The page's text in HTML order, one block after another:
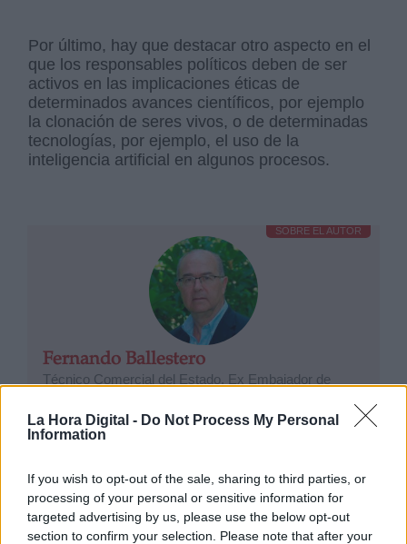
La Hora Digital - Do Not Process My Personal
Information
If you wish to opt-out of the sale, sharing to third parties, or
processing of your personal or sensitive information for
targeted advertising by us, please use the below opt-out
section to confirm your selection. Please note that after your
Por último, hay que destacar otro aspecto en el
que los responsables políticos deben de ser
activos en las implicaciones éticas de
determinados avances científicos, por ejemplo
la clonación de seres vivos, o de determinadas
tecnologías, por ejemplo, el uso de la
inteligencia artificial en algunos procesos.
SOBRE EL AUTOR
Fernando Ballestero
Técnico Comercial del Estado. Ex Embajador de
OPINIONES DIVERSAS